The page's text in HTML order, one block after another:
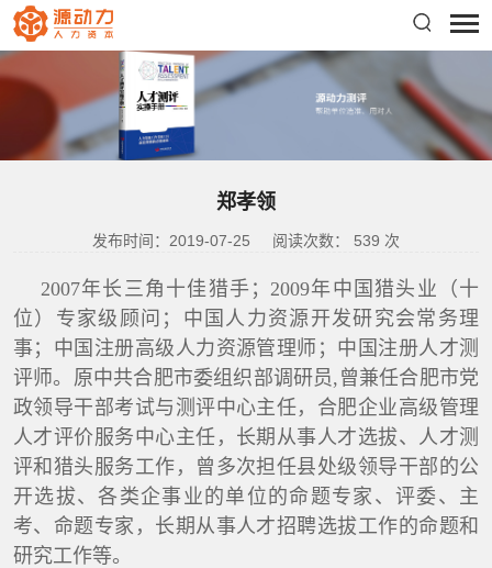
郑孝领
发布时间：2019-07-25 阅读次数： 539 次
2007年长三角十佳猎手；2009年中国猎头业（十
位）专家级顾问；中国人力资源开发研究会常务理
事；中国注册高级人力资源管理师；中国注册人才测
评师。原中共合肥市委组织部调研员,曾兼任合肥市党
政领导干部考试与测评中心主任，合肥企业高级管理
人才评价服务中心主任，长期从事人才选拔、人才测
评和猎头服务工作，曾多次担任县处级领导干部的公
开选拔、各类企事业的单位的命题专家、评委、主
考、命题专家，长期从事人才招聘选拔工作的命题和
研究工作等。